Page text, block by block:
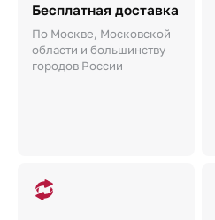
Бесплатная доставка
По Москве, Московской
области и большинству
городов России